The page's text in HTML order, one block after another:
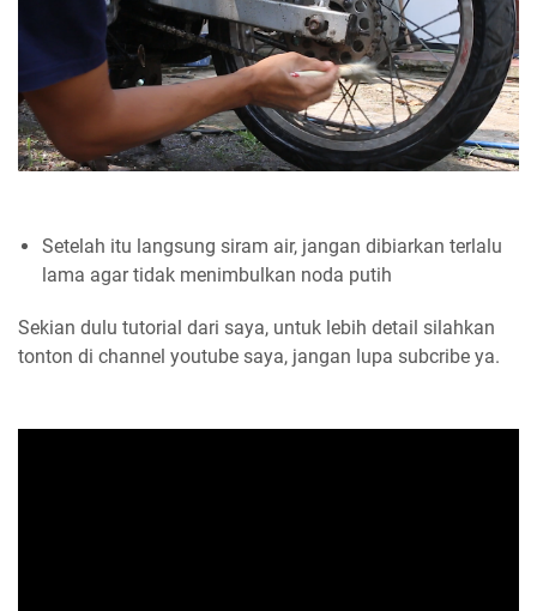
Setelah itu langsung siram air, jangan dibiarkan terlalu
lama agar tidak menimbulkan noda putih
Sekian dulu tutorial dari saya, untuk lebih detail silahkan
tonton di channel youtube saya, jangan lupa subcribe ya.